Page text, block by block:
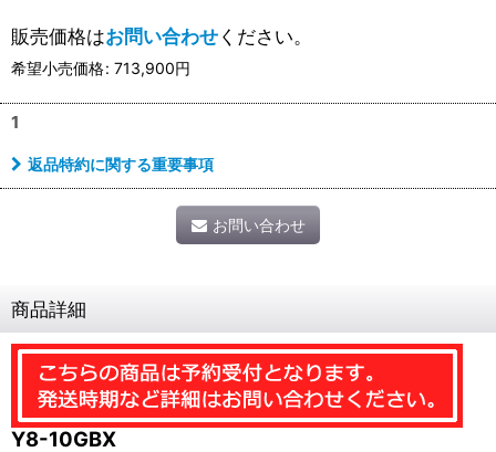
販売価格はお問い合わせください。
希望小売価格: 713,900円
1
返品特約に関する重要事項
お問い合わせ
商品詳細
Y8-10GBX